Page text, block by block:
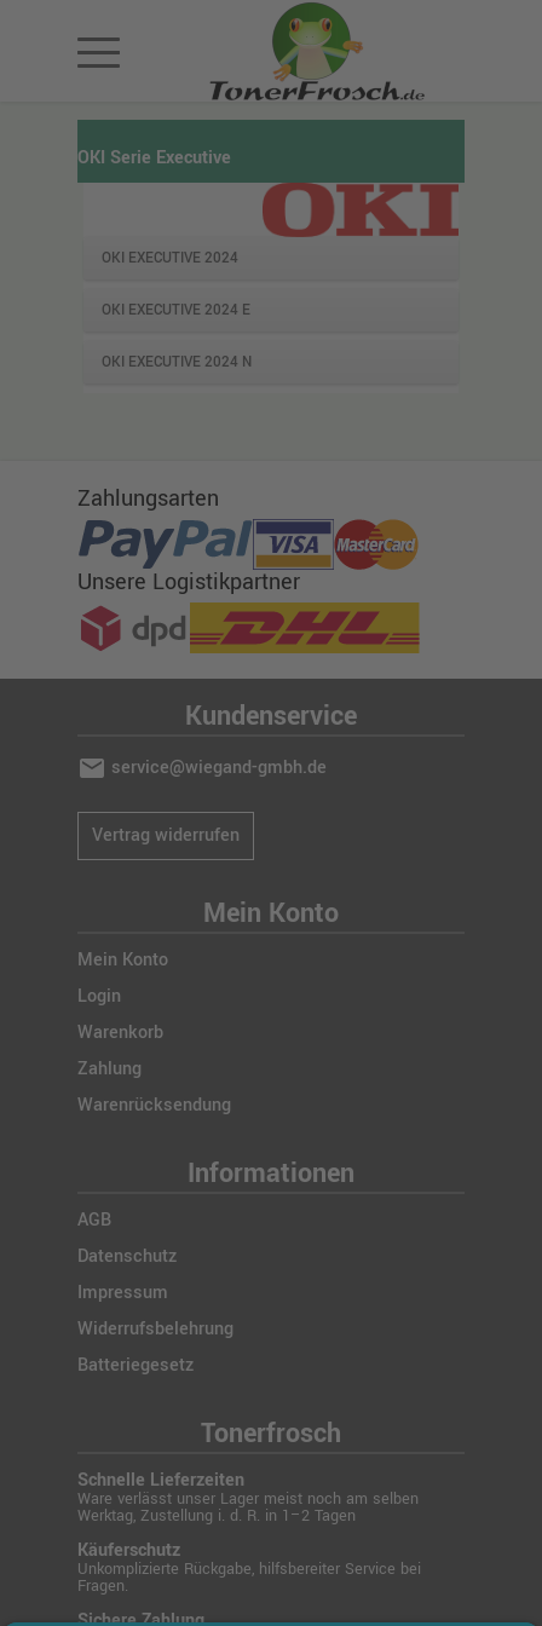
OKI Serie Executive
OKI EXECUTIVE 2024
OKI EXECUTIVE 2024 E
OKI EXECUTIVE 2024 N
Zahlungsarten
Unsere Logistikpartner
Kundenservice
mail service@wiegand-gmbh.de
Vertrag widerrufen
Mein Konto
Mein Konto
Login
Warenkorb
Zahlung
Warenrücksendung
Informationen
AGB
Datenschutz
Impressum
Widerrufsbelehrung
Batteriegesetz
Tonerfrosch
Schnelle Lieferzeiten
Ware verlässt unser Lager meist noch am selben
Werktag, Zustellung i. d. R. in 1–2 Tagen
Käuferschutz
Unkomplizierte Rückgabe, hilfsbereiter Service bei
Fragen.
Sichere Zahlung